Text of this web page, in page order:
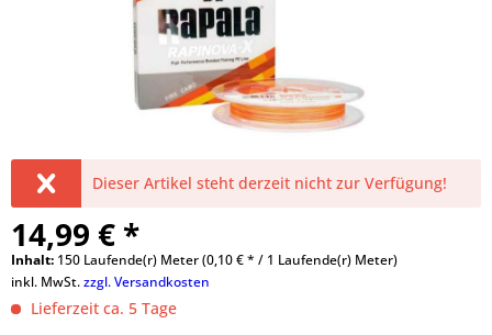
Dieser Artikel steht derzeit nicht zur Verfügung!
14,99 € *
Inhalt: 150 Laufende(r) Meter (0,10 € * / 1 Laufende(r) Meter)
inkl. MwSt.zzgl. Versandkosten
Lieferzeit ca. 5 Tage